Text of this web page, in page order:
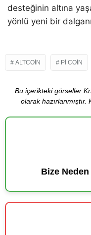
desteğinin altına
yönlü yeni bir
ALTCOIN PI COIN
Bu içerikteki görseller
olarak
Bize